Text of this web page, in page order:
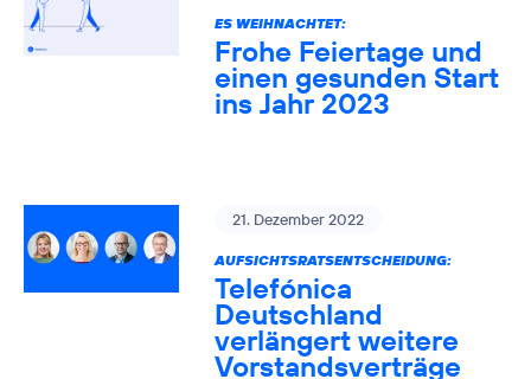
ES WEIHNACHTET:
Frohe Feiertage und
einen gesunden Start
ins Jahr 2023
21. Dezember 2022
AUFSICHTSRATSENTSCHEIDUNG:
Telefónica
Deutschland
verlängert weitere
Vorstandsverträge